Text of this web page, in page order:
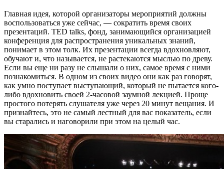
Главная идея, которой организаторы мероприятий должны
воспользоваться уже сейчас, — сократить время своих
презентаций. TED talks, фонд, занимающийся организацией
конференция для распространения уникальных знаний,
понимает в этом толк. Их презентации всегда вдохновляют,
обучают и, что называется, не растекаются мыслью по древу.
Если вы еще ни разу не слышали о них, самое время с ними
познакомиться. В одном из своих видео они как раз говорят,
как умно поступает выступающий, который не пытается кого-
либо вдохновить своей 2-часовой заумной лекцией. Проще
простого потерять слушателя уже через 20 минут вещания. И
признайтесь, это не самый лестный для вас показатель, если
вы старались и наговорили при этом на целый час.